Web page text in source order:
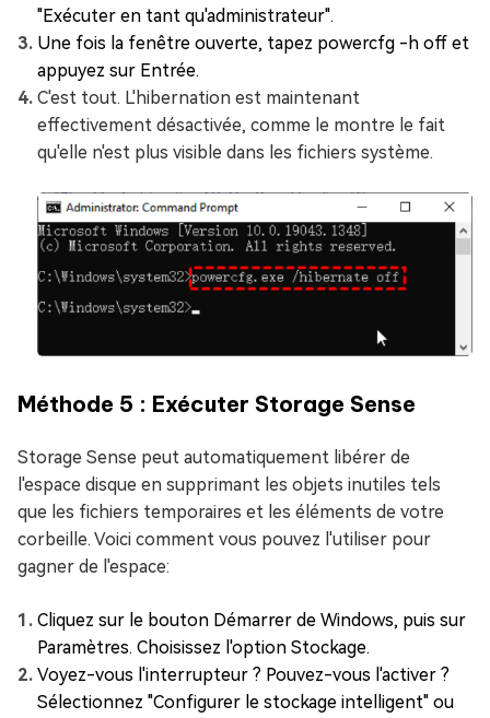
"Exécuter en tant qu'administrateur".
Une fois la fenêtre ouverte, tapez powercfg -h off et
appuyez sur Entrée.
C'est tout. L'hibernation est maintenant
effectivement désactivée, comme le montre le fait
qu'elle n'est plus visible dans les fichiers système.
Méthode 5 : Exécuter Storage Sense
Storage Sense peut automatiquement libérer de
l'espace disque en supprimant les objets inutiles tels
que les fichiers temporaires et les éléments de votre
corbeille. Voici comment vous pouvez l'utiliser pour
gagner de l'espace:
Cliquez sur le bouton Démarrer de Windows, puis sur
Paramètres. Choisissez l'option Stockage.
Voyez-vous l'interrupteur ? Pouvez-vous l'activer ?
Sélectionnez "Configurer le stockage intelligent" ou